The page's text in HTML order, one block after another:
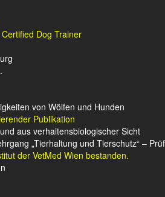
Dog Trainer
von Wölfen und Hunden
Publikation
aus verhaltensbiologischer Sicht
„Tierhaltung und Tierschutz“ –
der VetMed Wien bestanden.